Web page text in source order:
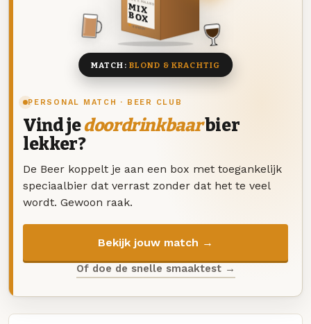
PERSONAL MATCH · BEER CLUB
Vind jedoordrinkbaarbier
lekker?
De Beer koppelt je aan een box met toegankelijk
speciaalbier dat verrast zonder dat het te veel
wordt. Gewoon raak.
Bekijk jouw match →
Of doe de snelle smaaktest →
MIX
BOX
8 BIEREN
MATCH: BLOND & KRACHTIG